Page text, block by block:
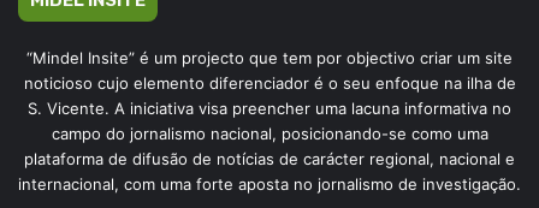
“Mindel Insite” é um projecto que tem por objectivo criar um site
noticioso cujo elemento diferenciador é o seu enfoque na ilha de
S. Vicente. A iniciativa visa preencher uma lacuna informativa no
campo do jornalismo nacional, posicionando-se como uma
plataforma de difusão de notícias de carácter regional, nacional e
internacional, com uma forte aposta no jornalismo de investigação.